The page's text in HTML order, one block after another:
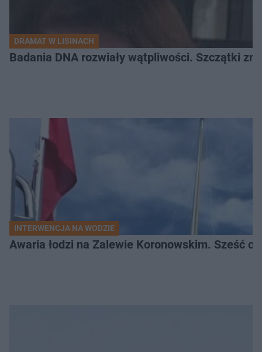
DRAMAT W LISINACH
Badania DNA rozwiały wątpliwości. Szczątki
INTERWENCJA NA WODZIE
Awaria łodzi na Zalewie Koronowskim. Sześć